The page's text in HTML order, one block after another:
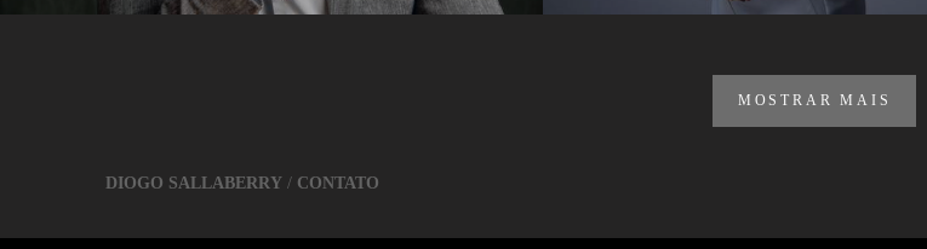
MOSTRAR MAIS
DIOGO SALLABERRY / CONTATO